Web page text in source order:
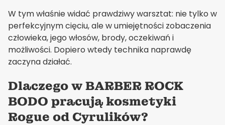
W tym właśnie widać prawdziwy warsztat: nie tylko w
perfekcyjnym cięciu, ale w umiejętności zobaczenia
człowieka, jego włosów, brody, oczekiwań i
możliwości. Dopiero wtedy technika naprawdę
zaczyna działać.
Dlaczego w BARBER ROCK
BODO pracują kosmetyki
Rogue od Cyrulików?